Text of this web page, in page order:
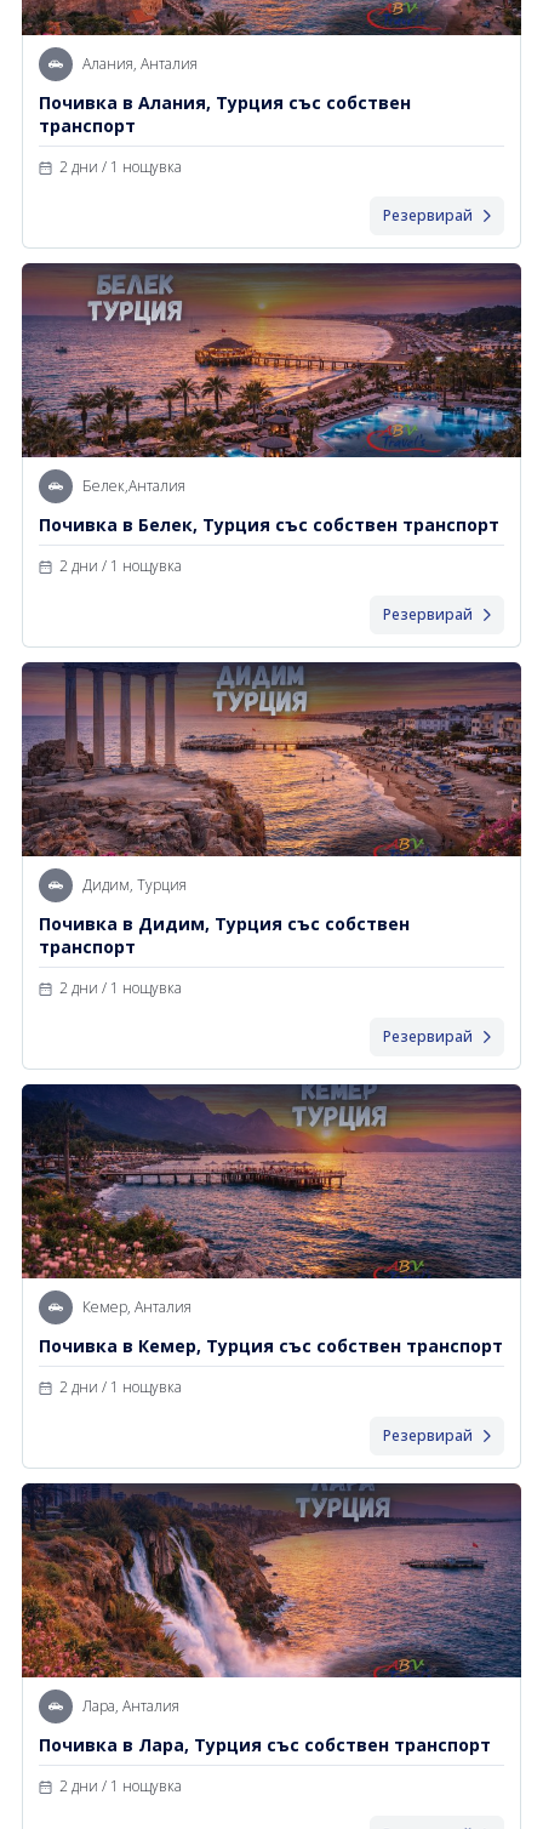
Алания, Анталия
Почивка в Алания, Турция със собствен
транспорт
2 дни / 1 нощувка
Резервирай
Белек,Анталия
Почивка в Белек, Турция със собствен транспорт
2 дни / 1 нощувка
Резервирай
Дидим, Турция
Почивка в Дидим, Турция със собствен
транспорт
2 дни / 1 нощувка
Резервирай
Кемер, Анталия
Почивка в Кемер, Турция със собствен транспорт
2 дни / 1 нощувка
Резервирай
Лара, Анталия
Почивка в Лара, Турция със собствен транспорт
2 дни / 1 нощувка